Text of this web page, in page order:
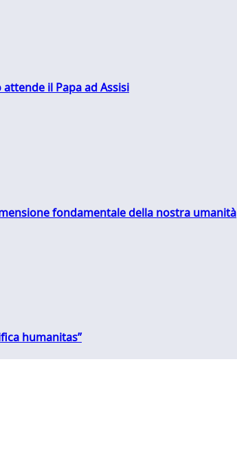
il Papa ad Assisi
fondamentale della nostra umanità
humanitas”